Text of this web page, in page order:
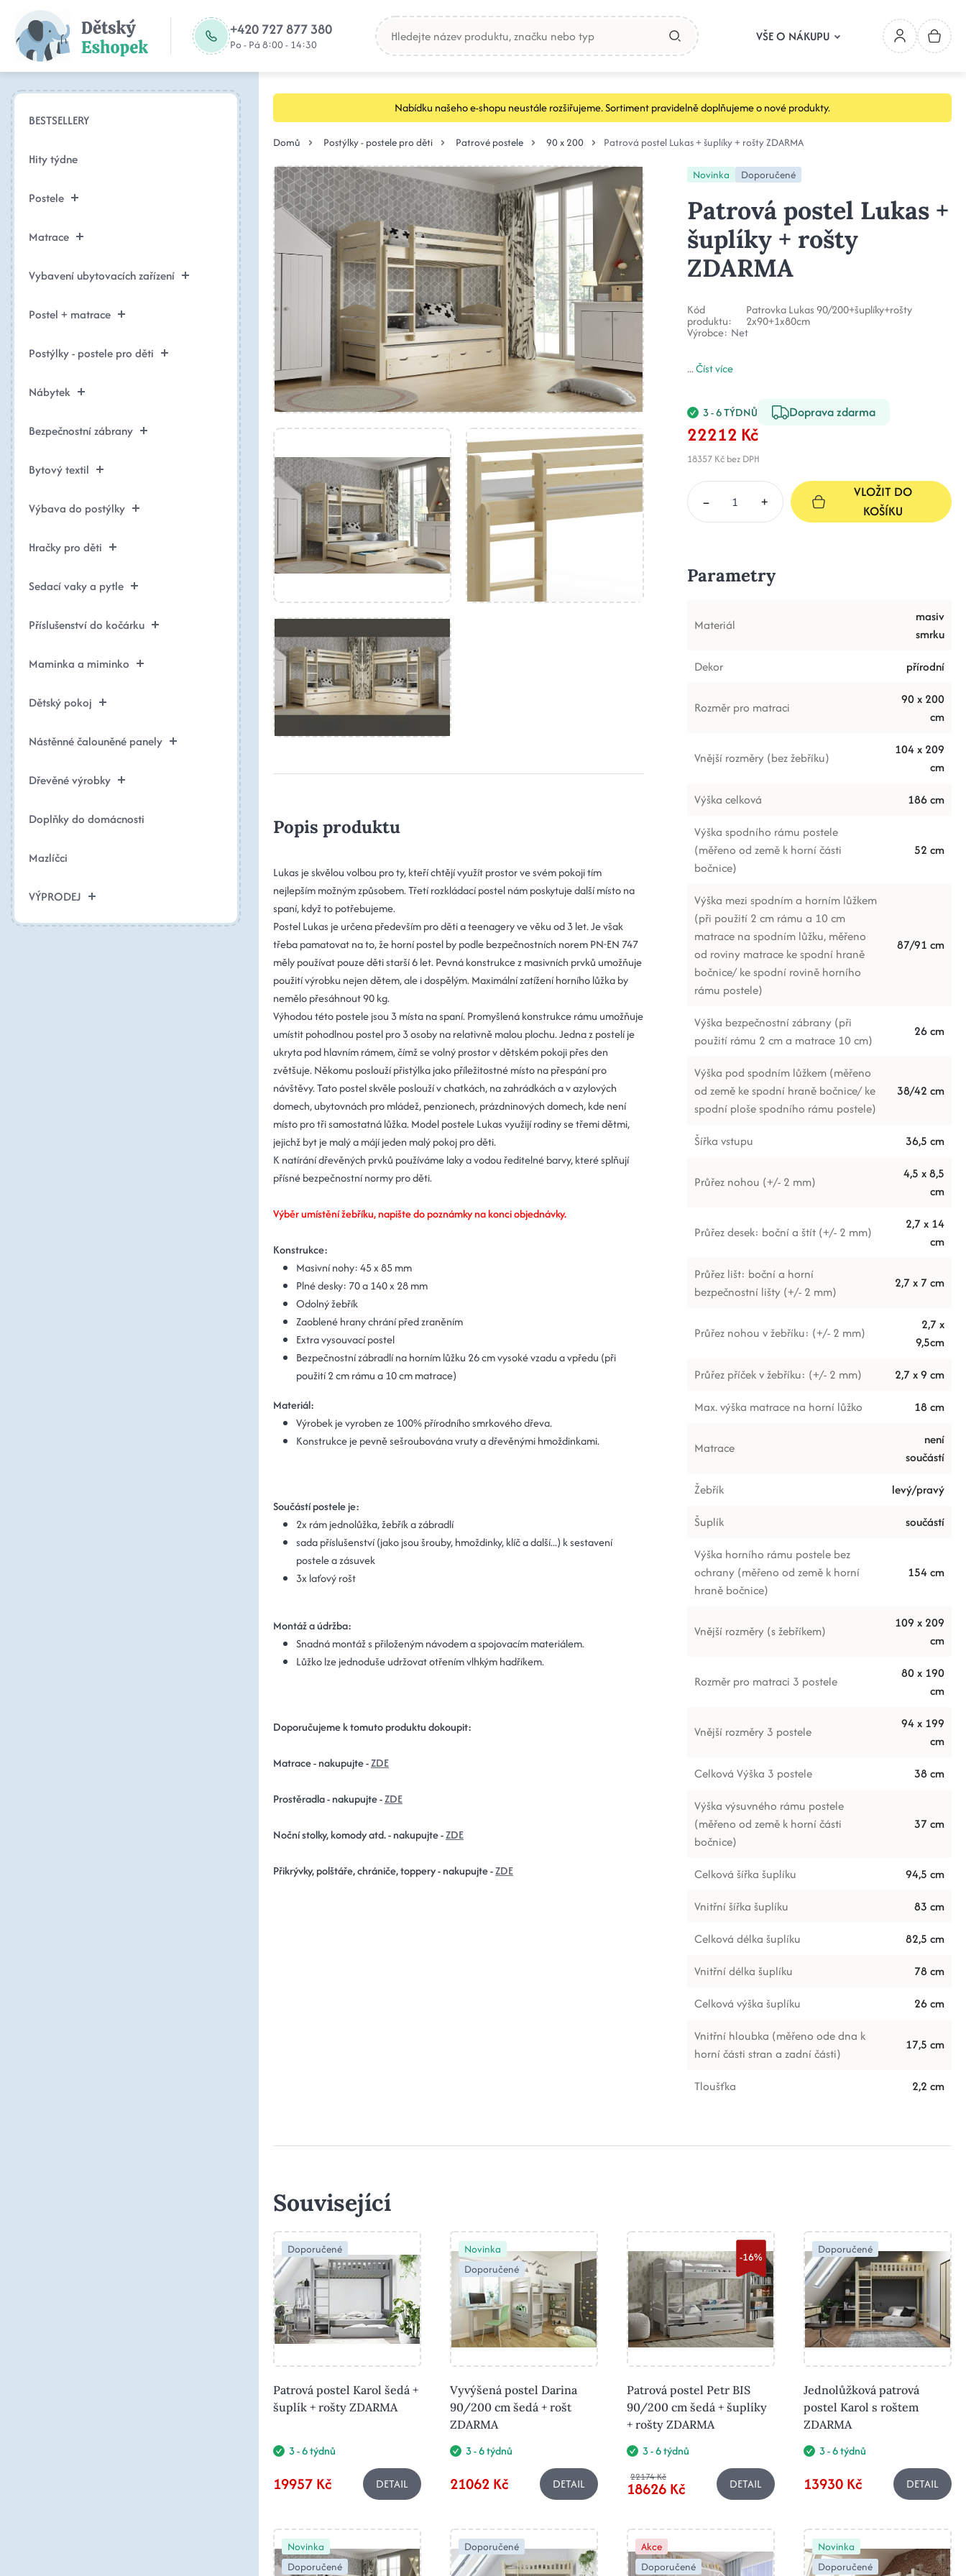
+420 727 877 380
Po - Pá 8:00 - 14:30
VŠE O NÁKUPU
BESTSELLERY
Hity týdne
Postele
Matrace
Vybavení ubytovacích zařízení
Postel + matrace
Postýlky - postele pro děti
Nábytek
Bezpečnostní zábrany
Bytový textil
Výbava do postýlky
Hračky pro děti
Sedací vaky a pytle
Příslušenství do kočárku
Maminka a miminko
Dětský pokoj
Nástěnné čalouněné panely
Dřevěné výrobky
Doplňky do domácnosti
Mazlíčci
VÝPRODEJ
Nabídku našeho e-shopu neustále rozšiřujeme. Sortiment pravidelně doplňujeme o nové produkty.
Domů Postýlky - postele pro děti Patrové postele 90 x 200 Patrová postel Lukas + šuplíky + rošty ZDARMA
Popis produktu
Lukas je skvělou volbou pro ty, kteří chtějí využít prostor ve svém pokoji tím
nejlepším možným způsobem. Třetí rozkládací postel nám poskytuje další místo na
spaní, když to potřebujeme.
Postel Lukas je určena především pro děti a teenagery ve věku od 3 let. Je však
třeba pamatovat na to, že horní postel by podle bezpečnostních norem PN-EN 747
měly používat pouze děti starší 6 let. Pevná konstrukce z masivních prvků umožňuje
použití výrobku nejen dětem, ale i dospělým. Maximální zatížení horního lůžka by
nemělo přesáhnout 90 kg.
Výhodou této postele jsou 3 místa na spaní. Promyšlená konstrukce rámu umožňuje
umístit pohodlnou postel pro 3 osoby na relativně malou plochu. Jedna z postelí je
ukryta pod hlavním rámem, čímž se volný prostor v dětském pokoji přes den
zvětšuje. Někomu poslouží přistýlka jako příležitostné místo na přespání pro
návštěvy. Tato postel skvěle poslouží v chatkách, na zahrádkách a v azylových
domech, ubytovnách pro mládež, penzionech, prázdninových domech, kde není
místo pro tři samostatná lůžka. Model postele Lukas využijí rodiny se třemi dětmi,
jejichž byt je malý a májí jeden malý pokoj pro děti.
K natírání dřevěných prvků používáme laky a vodou ředitelné barvy, které splňují
přísné bezpečnostní normy pro děti.
Výběr umístění žebříku, napište do poznámky na konci objednávky.
Konstrukce:
Masivní nohy:45 x 85 mm
Plné desky: 70 a 140 x 28 mm
Odolný žebřík
Zaoblené hrany chrání před zraněním
Extra vysouvací postel
Bezpečnostní zábradlí na horním lůžku 26 cm vysoké vzadu a vpředu (při
použití 2 cm rámu a 10 cm matrace)
Materiál:
Výrobek je vyroben ze 100% přírodního smrkového dřeva.
Konstrukce je pevně sešroubována vruty a dřevěnými hmoždinkami.
Součástí postele je:
2x rám jednolůžka, žebřík a zábradlí
sada příslušenství (jako jsou šrouby, hmoždinky, klíč a další...) k sestavení
postele a zásuvek
3x laťový rošt
Montáž a údržba:
Snadná montáž s přiloženým návodem a spojovacím materiálem.
Lůžko lze jednoduše udržovat otřením vlhkým hadříkem.
Doporučujeme k tomuto produktu dokoupit:
Matrace - nakupujte -ZDE
Prostěradla - nakupujte -ZDE
Noční stolky, komody atd. - nakupujte -ZDE
Přikrývky, polštáře, chrániče, toppery - nakupujte -ZDE
Novinka Doporučené
Patrová postel Lukas +
šuplíky + rošty
ZDARMA
Kód
produktu:
Patrovka Lukas 90/200+šuplíky+rošty
2x90+1x80cm
Výrobce: Net
...Číst více
3 - 6 TÝDNŮ Doprava zdarma
22212 Kč
18357 Kčbez DPH
– +
VLOŽIT DO
KOŠÍKU
Parametry
Materiál
masiv
smrku
Dekor
přírodní
Rozměr pro matraci
90 x 200
cm
Vnější rozměry (bez žebříku)
104 x 209
cm
Výška celková
186 cm
Výška spodního rámu postele
(měřeno od země k horní části
bočnice)
52 cm
Výška mezi spodním a horním lůžkem
(při použití 2 cm rámu a 10 cm
matrace na spodním lůžku, měřeno
od roviny matrace ke spodní hraně
bočnice/ ke spodní rovině horního
rámu postele)
87/91 cm
Výška bezpečnostní zábrany (při
použití rámu 2 cm a matrace 10 cm)
26 cm
Výška pod spodním lůžkem (měřeno
od země ke spodní hraně bočnice/ ke
spodní ploše spodního rámu postele)
38/42 cm
Šířka vstupu 36,5 cm
Průřez nohou (+/- 2 mm)
4,5 x 8,5
cm
Průřez desek: boční a štít (+/- 2 mm)
2,7 x 14
cm
Průřez lišt: boční a horní
bezpečnostní lišty (+/- 2 mm)
2,7 x 7 cm
Průřez nohou v žebříku: (+/- 2 mm)
2,7 x
9,5cm
Průřez příček v žebříku: (+/- 2 mm)
2,7 x 9 cm
Max. výška matrace na horní lůžko
18 cm
Matrace
není
součástí
Žebřík
levý/pravý
Šuplík
součástí
Výška horního rámu postele bez
ochrany (měřeno od země k horní
hraně bočnice)
154 cm
Vnější rozměry (s žebříkem)
109 x 209
cm
Rozměr pro matraci 3 postele
80 x 190
cm
Vnější rozměry 3 postele
94 x 199
cm
Celková Výška 3 postele
38 cm
Výška výsuvného rámu postele
(měřeno od země k horní části
bočnice)
37 cm
Celková šířka šuplíku
94,5 cm
Vnitřní šířka šuplíku
83 cm
Celková délka šuplíku
82,5 cm
Vnitřní délka šuplíku
78 cm
Celková výška šuplíku
26 cm
Vnitřní hloubka (měřeno ode dna k
horní části stran a zadní části)
17,5 cm
Tloušťka 2,2 cm
Související
Doporučené
Patrová postel Karol šedá +
šuplík + rošty ZDARMA
3 - 6 týdnů
19957 Kč DETAIL
Novinka
Doporučené
Vyvýšená postel Darina
90/200 cm šedá + rošt
ZDARMA
3 - 6 týdnů
21062 Kč DETAIL
-16%
Patrová postel Petr BIS
90/200 cm šedá + šuplíky
+ rošty ZDARMA
3 - 6 týdnů
22174 Kč
18626 Kč DETAIL
Doporučené
Jednolůžková patrová
postel Karol s roštem
ZDARMA
3 - 6 týdnů
13930 Kč DETAIL
Novinka
Doporučené
Doporučené
Akce
Doporučené
Novinka
Doporučené